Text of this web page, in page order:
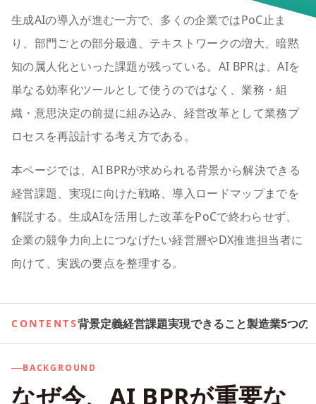
生成AIの導入が進む一方で、多くの企業ではPoC止ま
り、部門ごとの部分最適、テキストワークの増大、暗黙
知の属人化といった課題が残っている。AI BPRは、AIを
単なる効率化ツールとして使うのではなく、業務・組
織・意思決定の前提に組み込み、経営改革として業務プ
ロセスを再設計する考え方である。
本ページでは、AI BPRが求められる背景から解決できる
経営課題、実現に向けた戦略、導入ロードマップまでを
解説する。生成AIを活用した改革をPoCで終わらせず、
企業の競争力向上につなげたい経営層やDX推進担当者に
向けて、実践の要点を整理する。
CONTENTS背景定義経営課題実現できること製造業5つの
BACKGROUND
なぜ今、AI BPRが重要な